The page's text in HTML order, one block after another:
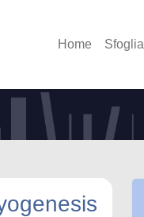
Home Sfoglia